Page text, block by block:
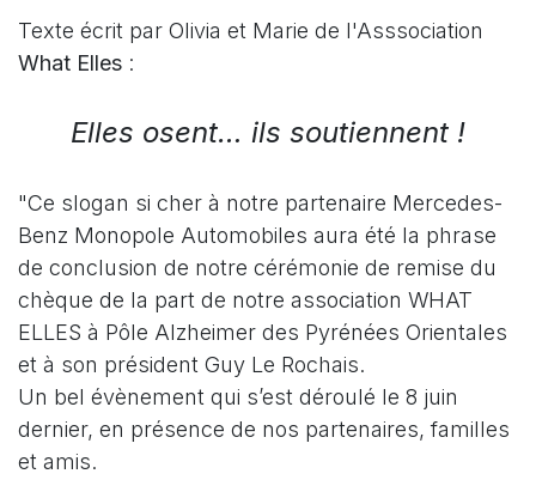
Texte écrit par Olivia et Marie de l'Asssociation
What Elles :
Elles osent… ils soutiennent !
"Ce slogan si cher à notre partenaire Mercedes-
Benz Monopole Automobiles aura été la phrase
de conclusion de notre cérémonie de remise du
chèque de la part de notre association WHAT
ELLES à Pôle Alzheimer des Pyrénées Orientales
et à son président Guy Le Rochais.
Un bel évènement qui s’est déroulé le 8 juin
dernier, en présence de nos partenaires, familles
et amis.